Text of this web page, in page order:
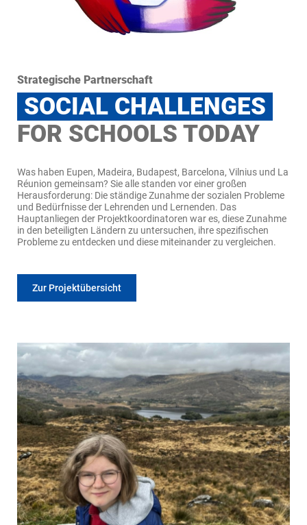
Strategische Partnerschaft
SOCIAL CHALLENGES
FOR SCHOOLS TODAY
Was haben Eupen, Madeira, Budapest, Barcelona, Vilnius und La
Réunion gemeinsam? Sie alle standen vor einer großen
Herausforderung: Die ständige Zunahme der sozialen Probleme
und Bedürfnisse der Lehrenden und Lernenden. Das
Hauptanliegen der Projektkoordinatoren war es, diese Zunahme
in den beteiligten Ländern zu untersuchen, ihre spezifischen
Probleme zu entdecken und diese miteinander zu vergleichen.
Zur Projektübersicht